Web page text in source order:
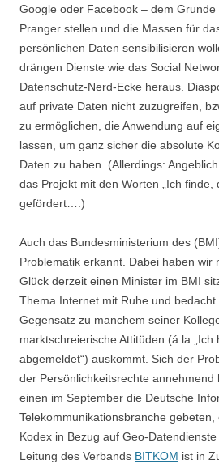
Google oder Facebook – dem
Pranger stellen und die Massen für
persönlichen Daten sensibilisieren
drängen Dienste wie das Social
Datenschutz-Nerd-Ecke heraus.
auf private Daten nicht zuzugreifen,
zu ermöglichen, die Anwendung auf
lassen, um ganz sicher die absolute
Daten zu haben. (Allerdings:
das Projekt mit den Worten „Ich finde,
gefördert….)
Auch das Bundesministerium des
Problematik erkannt. Dabei haben wir
Glück derzeit einen Minister im BMI
Thema Internet mit Ruhe und bedacht
Gegensatz zu manchem seiner
marktschreierische Attitüden (á la
abgemeldet“) auskommt. Sich der
der Persönlichkeitsrechte annehmend
einen im September die Deutsche
Telekommunikationsbranche
Kodex in Bezug auf Geo-
Leitung des Verbands BITKOM ist in